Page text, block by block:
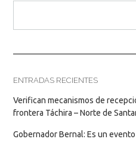
ENTRADAS RECIENTES
Verifican mecanismos de
frontera Táchira – Norte de
Gobernador Bernal: Es un